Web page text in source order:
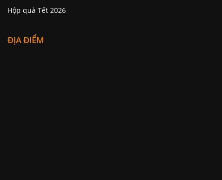
Hộp quà Tết 2026
ĐỊA ĐIỂM